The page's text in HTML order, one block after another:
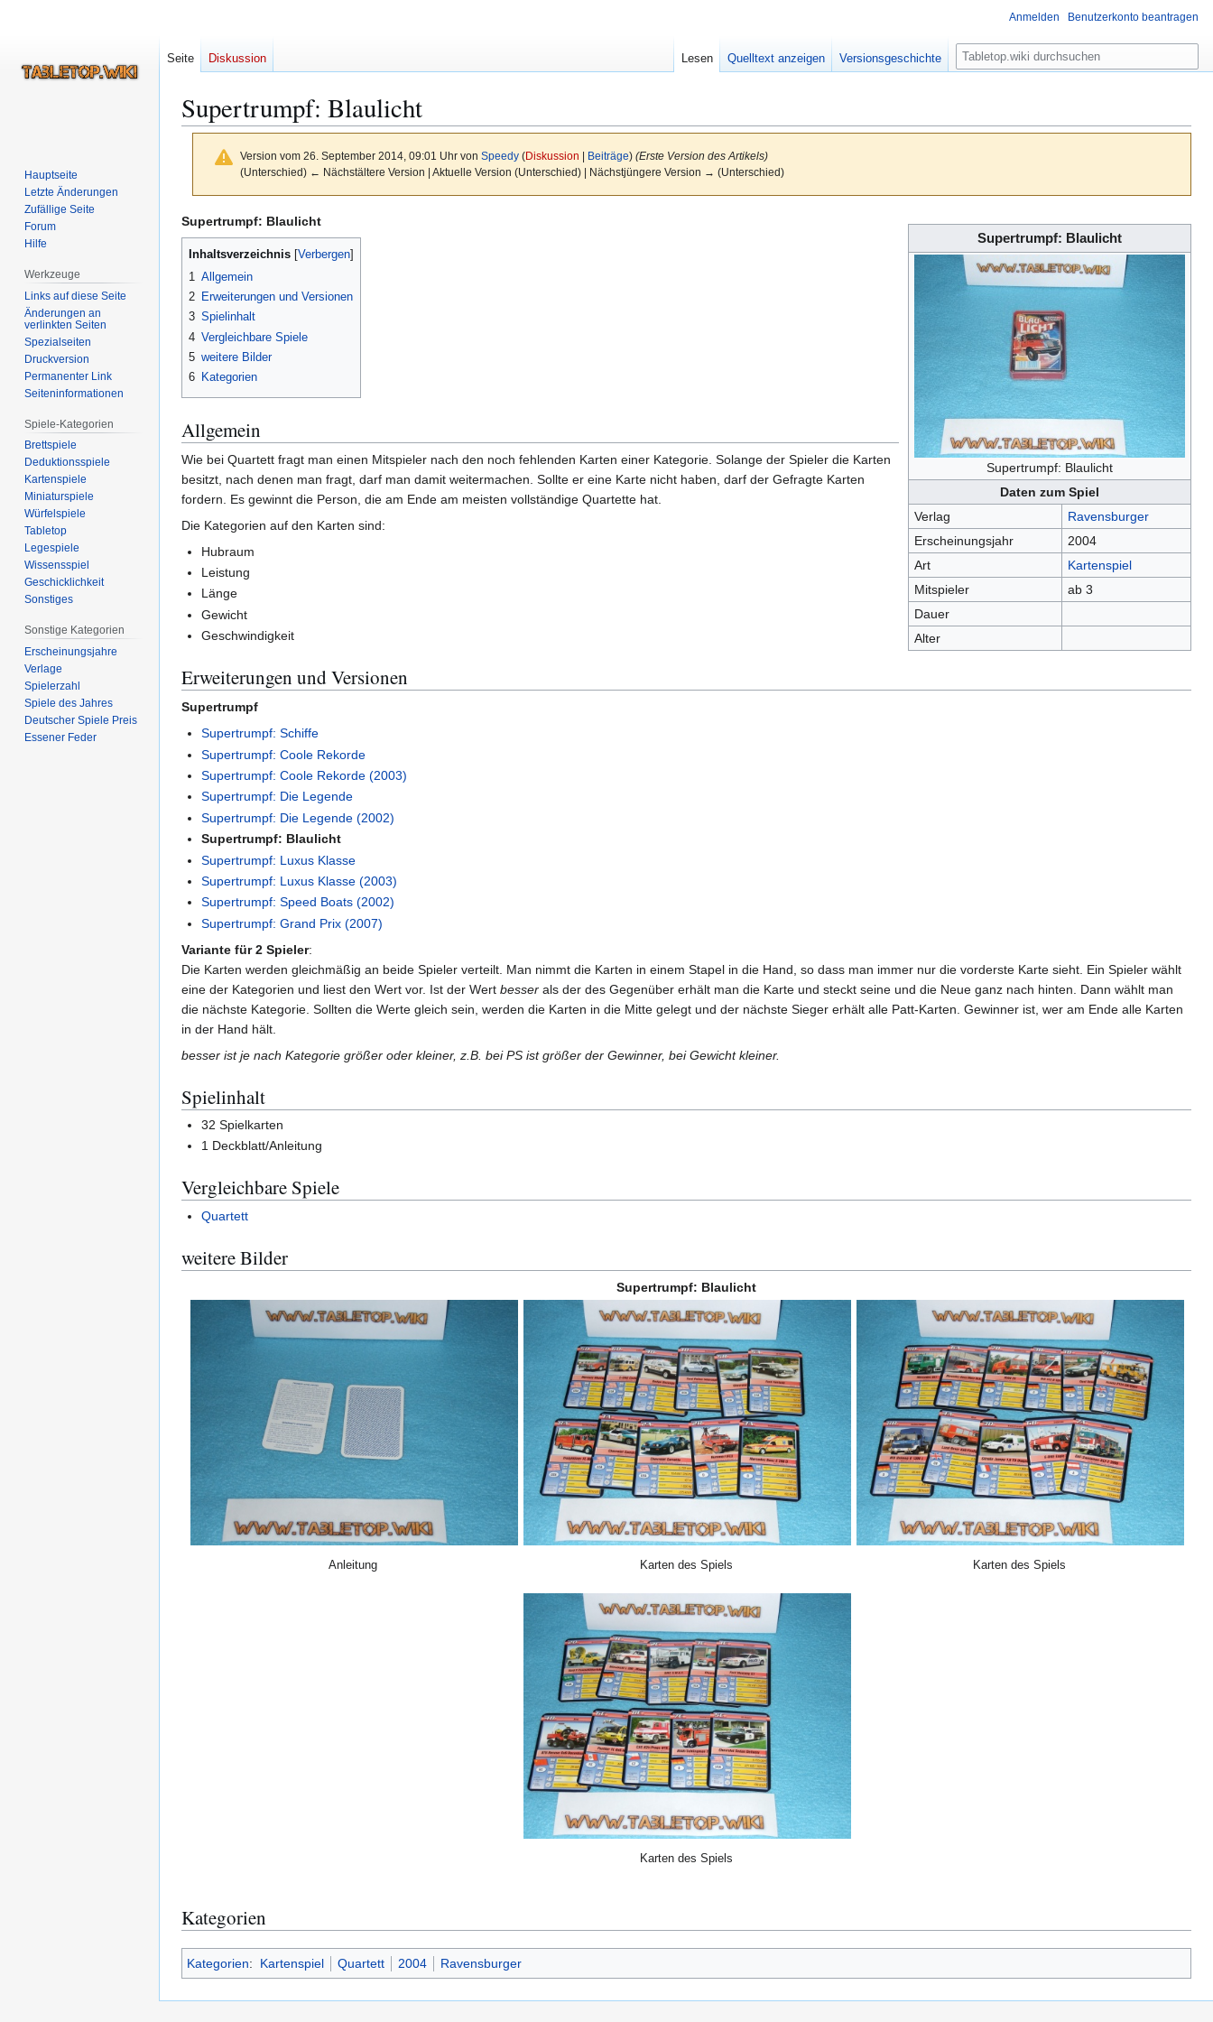
Supertrumpf: Blaulicht
Version vom 26. September 2014, 09:01 Uhr von Speedy (Diskussion Beiträge) (Erste Version des Artikels)
(Unterschied) ← Nächstältere Version | Aktuelle Version (Unterschied) | Nächstjüngere Version → (Unterschied)
Zur
Navigation
springen
Zur
Suche
springen
Supertrumpf: Blaulicht
Supertrumpf: Blaulicht
Daten zum Spiel
Verlag
Ravensburger
Erscheinungsjahr
2004
Art
Kartenspiel
Mitspieler
ab 3
Dauer
Alter
Supertrumpf: Blaulicht
Inhaltsverzeichnis
1 Allgemein
2 Erweiterungen und Versionen
3 Spielinhalt
4 Vergleichbare Spiele
5 weitere Bilder
6 Kategorien
Allgemein
Wie bei Quartett fragt man einen Mitspieler nach den noch fehlenden Karten einer Kategorie. Solange der Spieler die Karten
besitzt, nach denen man fragt, darf man damit weitermachen. Sollte er eine Karte nicht haben, darf der Gefragte Karten
fordern. Es gewinnt die Person, die am Ende am meisten vollständige Quartette hat.
Die Kategorien auf den Karten sind:
Hubraum
Leistung
Länge
Gewicht
Geschwindigkeit
Erweiterungen und Versionen
Supertrumpf
Supertrumpf: Schiffe
Supertrumpf: Coole Rekorde
Supertrumpf: Coole Rekorde (2003)
Supertrumpf: Die Legende
Supertrumpf: Die Legende (2002)
Supertrumpf: Blaulicht
Supertrumpf: Luxus Klasse
Supertrumpf: Luxus Klasse (2003)
Supertrumpf: Speed Boats (2002)
Supertrumpf: Grand Prix (2007)
Variante für 2 Spieler:
Die Karten werden gleichmäßig an beide Spieler verteilt. Man nimmt die Karten in einem Stapel in die Hand, so dass man immer nur die vorderste Karte sieht. Ein Spieler wählt
eine der Kategorien und liest den Wert vor. Ist der Wert besser als der des Gegenüber erhält man die Karte und steckt seine und die Neue ganz nach hinten. Dann wählt man
die nächste Kategorie. Sollten die Werte gleich sein, werden die Karten in die Mitte gelegt und der nächste Sieger erhält alle Patt-Karten. Gewinner ist, wer am Ende alle Karten
in der Hand hält.
besser ist je nach Kategorie größer oder kleiner, z.B. bei PS ist größer der Gewinner, bei Gewicht kleiner.
Spielinhalt
32 Spielkarten
1 Deckblatt/Anleitung
Vergleichbare Spiele
Quartett
weitere Bilder
Supertrumpf: Blaulicht
Anleitung Karten des Spiels Karten des Spiels
Karten des Spiels
Kategorien
Kategorien: Kartenspiel Quartett 2004 Ravensburger
Anmelden Benutzerkonto beantragen
Seite Diskussion Lesen Quelltext anzeigen Versionsgeschichte
S
u
e
Hauptseite
Letzte Änderungen
Zufällige Seite
Forum
Hilfe
Werkzeuge
Links auf diese Seite
Änderungen an
verlinkten Seiten
Spezialseiten
Druckversion
Permanenter Link
Seiten­­informationen
Spiele-Kategorien
Brettspiele
Deduktionsspiele
Kartenspiele
Miniaturspiele
Würfelspiele
Tabletop
Legespiele
Wissensspiel
Geschicklichkeit
Sonstiges
Sonstige Kategorien
Erscheinungsjahre
Verlage
Spielerzahl
Spiele des Jahres
Deutscher Spiele Preis
Essener Feder